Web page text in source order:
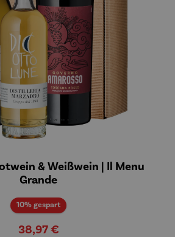
& Weißwein | Il Menu
Grande
10% gespartRabatt
38,97 €